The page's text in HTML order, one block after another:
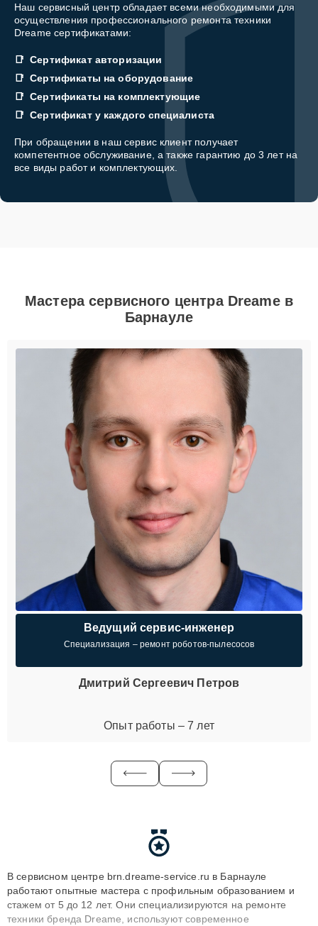
Наш сервисный центр обладает всеми необходимыми для
осуществления профессионального ремонта техники
Dreame сертификатами:
Сертификат авторизации
Сертификаты на оборудование
Сертификаты на комплектующие
Сертификат у каждого специалиста
При обращении в наш сервис клиент получает
компетентное обслуживание, а также гарантию до 3 лет на
все виды работ и комплектующих.
Мастера сервисного центра Dreame в
Барнауле
Ведущий сервис-инженер
Специализация – ремонт роботов-пылесосов
Дмитрий Сергеевич Петров
Опыт работы – 7 лет
В сервисном центре brn.dreame-service.ru в Барнауле
работают опытные мастера с профильным образованием и
стажем от 5 до 12 лет. Они специализируются на ремонте
техники бренда Dreame, используют современное